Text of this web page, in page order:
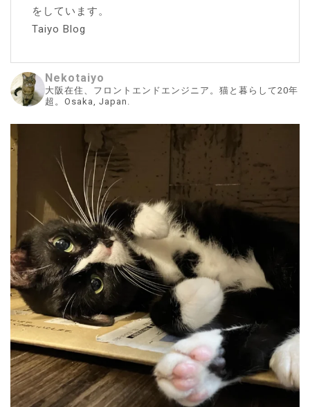
をしています。
Taiyo Blog
Nekotaiyo
大阪在住、フロントエンドエンジニア。猫と暮らして20年
超。Osaka, Japan.